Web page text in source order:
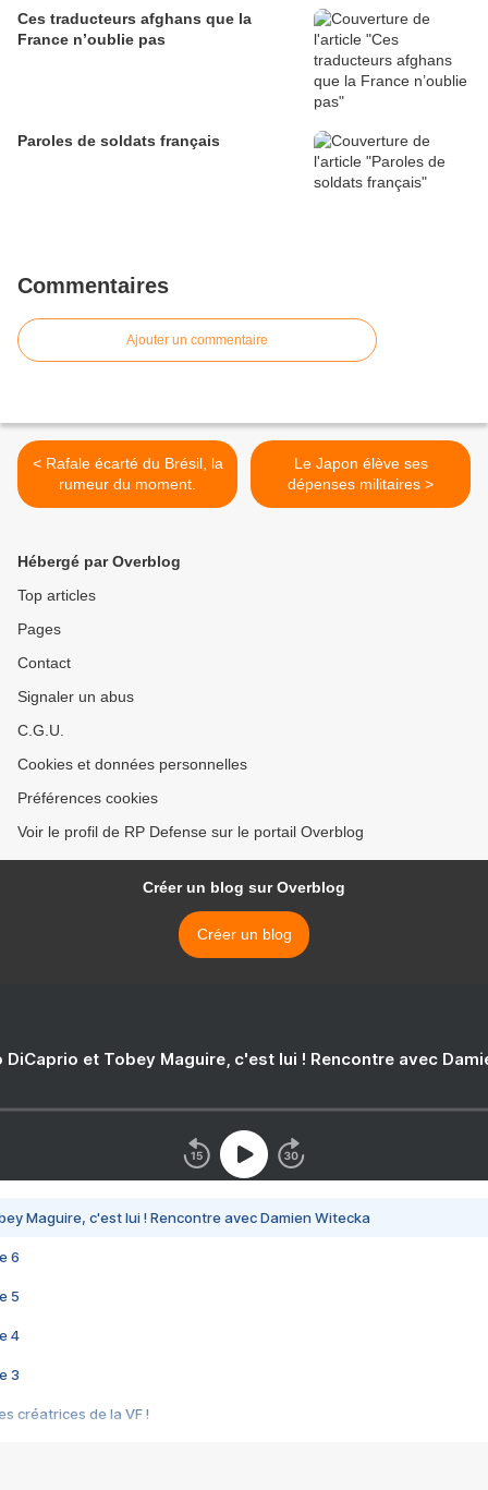
Ces traducteurs afghans que la
France n’oublie pas
Paroles de soldats français
Commentaires
Ajouter un commentaire
< Rafale écarté du Brésil, la
rumeur du moment.
Le Japon élève ses
dépenses militaires >
Hébergé par Overblog
Top articles
Pages
Contact
Signaler un abus
C.G.U.
Cookies et données personnelles
Préférences cookies
Voir le profil de RP Defense sur le portail Overblog
Créer un blog sur Overblog
Créer un blog
DiCaprio et Tobey Maguire, c'est lui ! Rencontre avec
Maguire, c'est lui ! Rencontre avec Damien Witecka
6
5
4
3
créatrices de la VF !